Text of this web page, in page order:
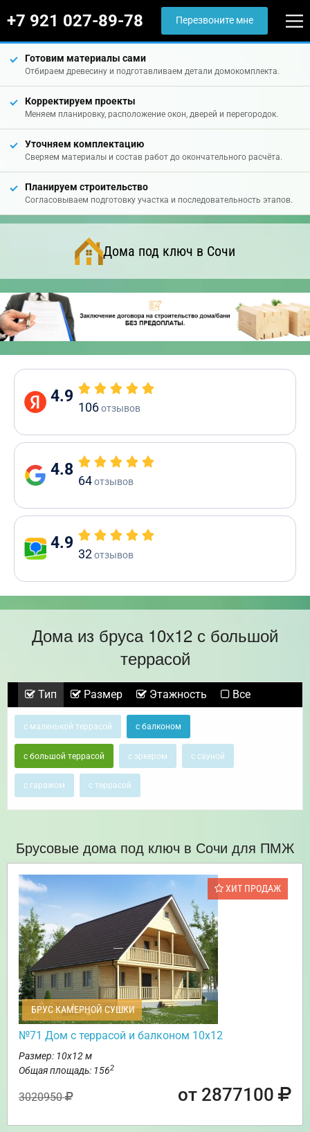
+7 921 027-89-78 Перезвоните мне
Готовим материалы сами
Отбираем древесину и подготавливаем детали домокомплекта.
Корректируем проекты
Меняем планировку, расположение окон, дверей и перегородок.
Уточняем комплектацию
Сверяем материалы и состав работ до окончательного расчёта.
Планируем строительство
Согласовываем подготовку участка и последовательность этапов.
Дома под ключ в Сочи
4.9
106отзывов
4.8
64отзывов
4.9
32отзывов
Дома из бруса 10х12 с большой
террасой
Тип Размер Этажность Все
с маленькой террасой с балконом
с большой террасой с эркером с сауной
с гаражом с террасой
Брусовые дома под ключ в Сочи для ПМЖ
ХИТ ПРОДАЖ
БРУС КАМЕРНОЙ СУШКИ
№71 Дом с террасой и балконом 10х12
Размер: 10х12 м
Общая площадь: 1562
3020950 от 2877100